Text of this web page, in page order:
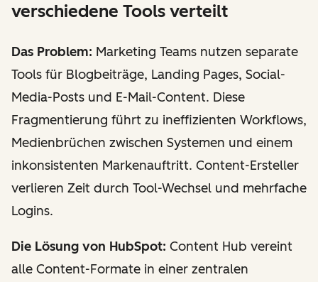
verschiedene Tools verteilt
Das Problem: Marketing Teams nutzen separate
Tools für Blogbeiträge, Landing Pages, Social-
Media-Posts und E-Mail-Content. Diese
Fragmentierung führt zu ineffizienten Workflows,
Medienbrüchen zwischen Systemen und einem
inkonsistenten Markenauftritt. Content-Ersteller
verlieren Zeit durch Tool-Wechsel und mehrfache
Logins.
Die Lösung von HubSpot: Content Hub vereint
alle Content-Formate in einer zentralen